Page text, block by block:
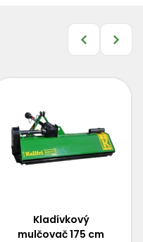
Kladívkový
mulčovač 175 cm